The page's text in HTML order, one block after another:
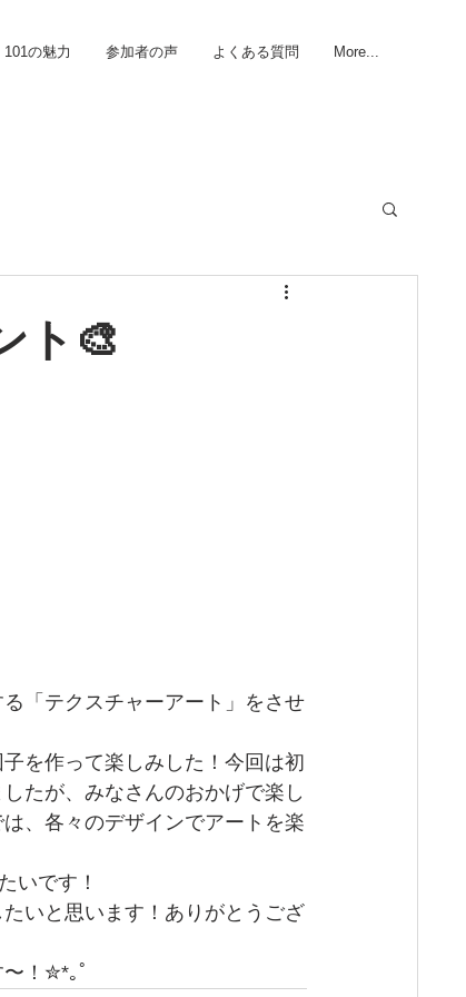
101の魅力 参加者の声 よくある質問 More...
ト🎨
「テクスチャーアート」をさせ
を作って楽しみした！今回は初
たが、みなさんのおかげで楽し
、各々のデザインでアートを楽
いです！
いと思います！ありがとうござ
！✮*｡ﾟ